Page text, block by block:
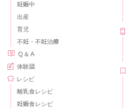
妊娠中
出産
育児
不妊・不妊治療
Ｑ＆Ａ
体験談
レシピ
離乳食レシピ
妊娠食レシピ